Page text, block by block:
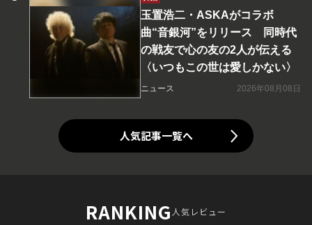
玉置浩二・ASKAがコラボ
曲“音銀河”をリリース 同時代
の戦友で心の友の2人が伝える
〈いつもこの世は愛しかない〉
ニュース 2026年08月08日
人気記事一覧へ
RANKING人気レビュー